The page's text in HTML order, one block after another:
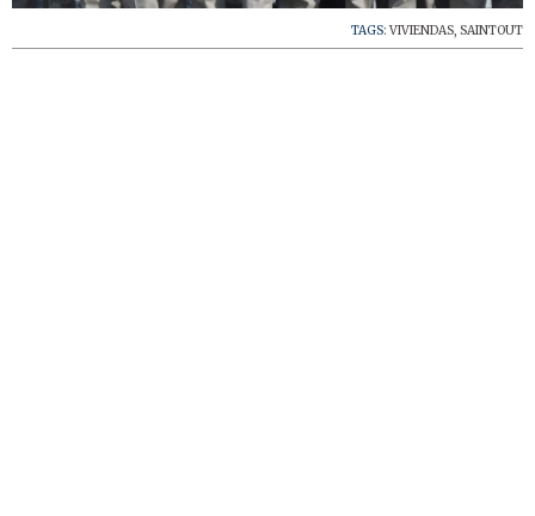
TAGS: VIVIENDAS, SAINTOUT